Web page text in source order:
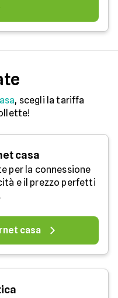
, scegli la tariffa
casa
per la connessione
e il prezzo perfetti
casa